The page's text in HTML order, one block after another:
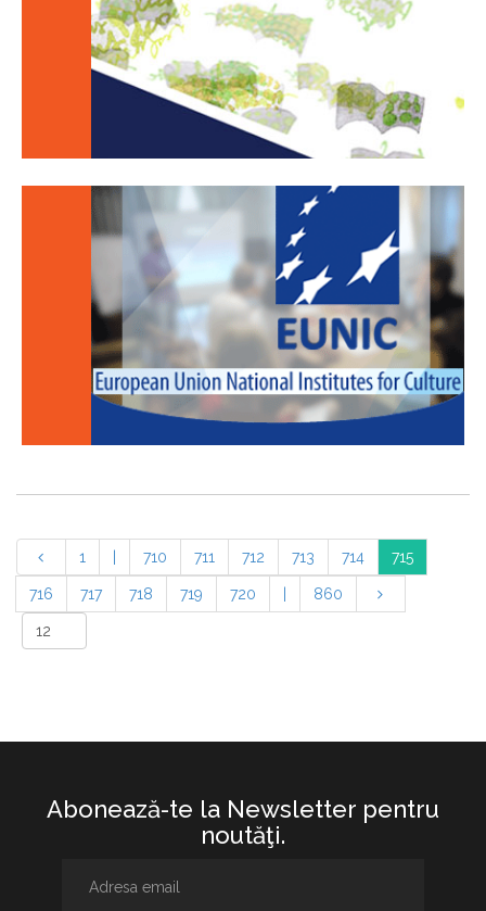
1 710 711 712 713 714 715
716 717 718 719 720 860
Abonează-te la Newsletter pentru
noutăţi.